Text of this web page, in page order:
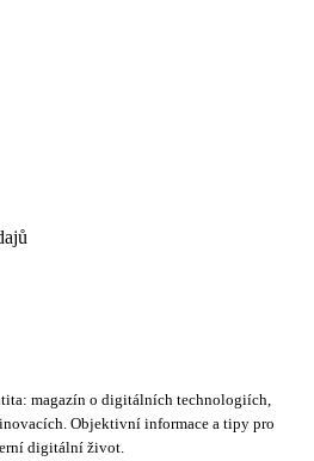
magazín o digitálních technologiích,
Objektivní informace a tipy pro
digitální život.